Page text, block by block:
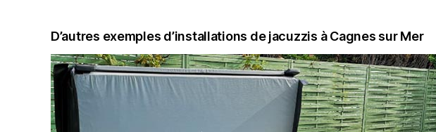
D’autres exemples d’installations de jacuzzis à Cagnes sur Mer